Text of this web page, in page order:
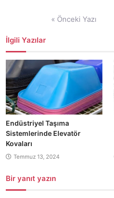
« Önceki Yazı
İlgili Yazılar
Endüstriyel Taşıma
Sistemlerinde Elevatör
Kovaları
Temmuz 13, 2024
Bir yanıt yazın